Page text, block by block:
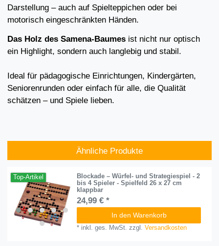
Darstellung – auch auf Spielteppichen oder bei
motorisch eingeschränkten Händen.
Das Holz des Samena-Baumes ist nicht nur optisch
ein Highlight, sondern auch langlebig und stabil.
Ideal für pädagogische Einrichtungen, Kindergärten,
Seniorenrunden oder einfach für alle, die Qualität
schätzen – und Spiele lieben.
Ähnliche Produkte
Top-Artikel
Blockade – Würfel- und Strategiespiel - 2
bis 4 Spieler - Spielfeld 26 x 27 cm
klappbar
24,99 € *
In den Warenkorb
* inkl. ges. MwSt. zzgl.Versandkosten